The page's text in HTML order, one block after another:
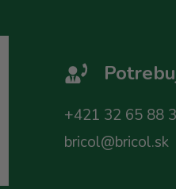
+421 32 65 88
bricol@bricol.sk